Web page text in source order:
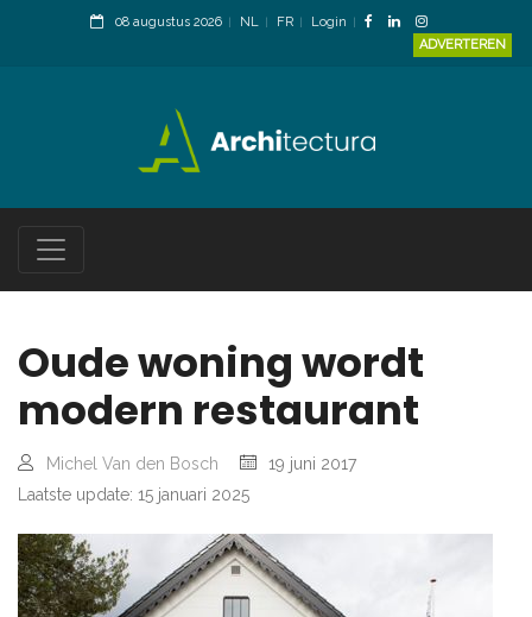
08 augustus 2026 NL FR
Login
ADVERTEREN
Oude woning wordt
modern restaurant
Michel Van den Bosch
19 juni 2017
Laatste update: 15 januari 2025